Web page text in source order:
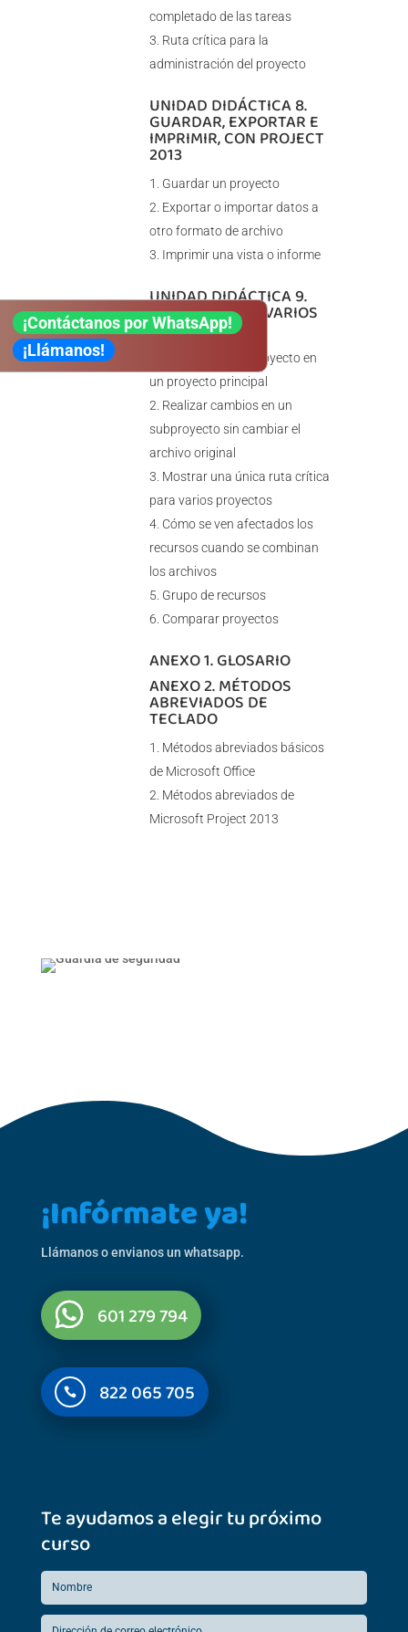
completado de las tareas
Ruta crítica para la
administración del proyecto
UNIDAD DIDÁCTICA 8.
GUARDAR, EXPORTAR E
IMPRIMIR, CON PROJECT
2013
Guardar un proyecto
Exportar o importar datos a
otro formato de archivo
Imprimir una vista o informe
UNIDAD DIDÁCTICA 9.
TRABAJAR CON VARIOS
PROYECTOS
Inserción de un proyecto en
un proyecto principal
Realizar cambios en un
subproyecto sin cambiar el
archivo original
Mostrar una única ruta crítica
para varios proyectos
Cómo se ven afectados los
recursos cuando se combinan
los archivos
Grupo de recursos
Comparar proyectos
ANEXO 1. GLOSARIO
ANEXO 2. MÉTODOS
ABREVIADOS DE
TECLADO
Métodos abreviados básicos
de Microsoft Office
Métodos abreviados de
Microsoft Project 2013
¡Infórmate ya!
Llámanos o envianos un whatsapp.
601 279 794
 822 065 705
Te ayudamos a elegir tu próximo
curso
¡Contáctanos por WhatsApp!
¡Llámanos!